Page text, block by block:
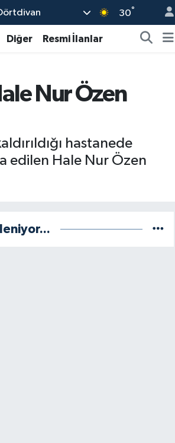
30°
Diğer Resmi İlanlar
Nur Özen
hastanede
edilen Hale Nur Özen